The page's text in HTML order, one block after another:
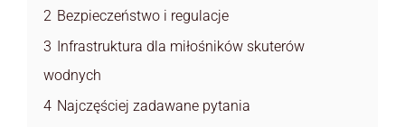
2 Bezpieczeństwo i regulacje
3
Infrastruktura dla miłośników skuterów
wodnych
4 Najczęściej zadawane pytania